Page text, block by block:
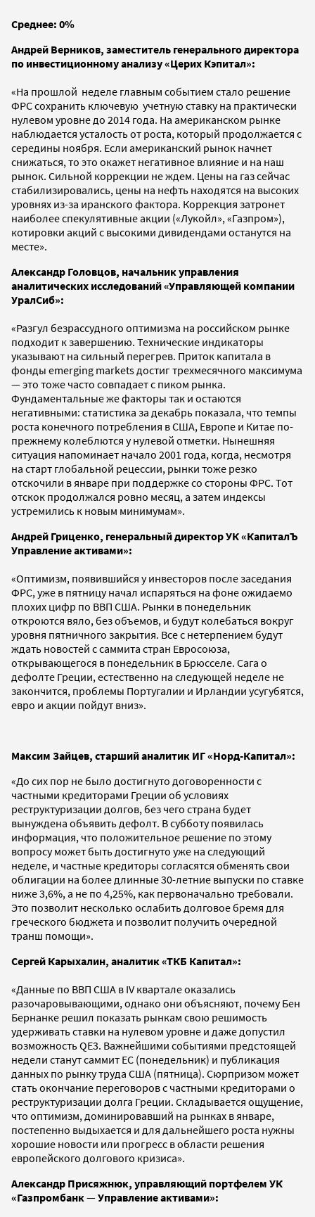
Среднее: 0%
Андрей Верников, заместитель генерального директора
по инвестиционному анализу «Церих Кэпитал»:
«На прошлой неделе главным событием стало решение
ФРС сохранить ключевую учетную ставку на практически
нулевом уровне до 2014 года. На американском рынке
наблюдается усталость от роста, который продолжается с
середины ноября. Если американский рынок начнет
снижаться, то это окажет негативное влияние и на наш
рынок. Сильной коррекции не ждем. Цены на газ сейчас
стабилизировались, цены на нефть находятся на высоких
уровнях из-за иранского фактора. Коррекция затронет
наиболее спекулятивные акции («Лукойл», «Газпром»),
котировки акций с высокими дивидендами останутся на
месте».
Александр Головцов, начальник управления
аналитических исследований «Управляющей компании
УралСиб»:
«Разгул безрассудного оптимизма на российском рынке
подходит к завершению. Технические индикаторы
указывают на сильный перегрев. Приток капитала в
фонды emerging markets достиг трехмесячного максимума
— это тоже часто совпадает с пиком рынка.
Фундаментальные же факторы так и остаются
негативными: статистика за декабрь показала, что темпы
роста конечного потребления в США, Европе и Китае по-
прежнему колеблются у нулевой отметки. Нынешняя
ситуация напоминает начало 2001 года, когда, несмотря
на старт глобальной рецессии, рынки тоже резко
отскочили в январе при поддержке со стороны ФРС. Тот
отскок продолжался ровно месяц, а затем индексы
устремились к новым минимумам».
Андрей Гриценко, генеральный директор УК «КапиталЪ
Управление активами»:
«Оптимизм, появившийся у инвесторов после заседания
ФРС, уже в пятницу начал испаряться на фоне ожидаемо
плохих цифр по ВВП США. Рынки в понедельник
откроются вяло, без объемов, и будут колебаться вокруг
уровня пятничного закрытия. Все с нетерпением будут
ждать новостей с саммита стран Евросоюза,
открывающегося в понедельник в Брюсселе. Сага о
дефолте Греции, естественно на следующей неделе не
закончится, проблемы Португалии и Ирландии усугубятся,
евро и акции пойдут вниз».
Максим Зайцев, старший аналитик ИГ «Норд-Капитал»:
«До сих пор не было достигнуто договоренности с
частными кредиторами Греции об условиях
реструктуризации долгов, без чего страна будет
вынуждена объявить дефолт. В субботу появилась
информация, что положительное решение по этому
вопросу может быть достигнуто уже на следующий
неделе, и частные кредиторы согласятся обменять свои
облигации на более длинные 30-летние выпуски по ставке
ниже 3,6%, а не по 4,25%, как первоначально требовали.
Это позволит несколько ослабить долговое бремя для
греческого бюджета и позволит получить очередной
транш помощи».
Сергей Карыхалин, аналитик «ТКБ Капитал»:
«Данные по ВВП США в IV квартале оказались
разочаровывающими, однако они объясняют, почему Бен
Бернанке решил показать рынкам свою решимость
удерживать ставки на нулевом уровне и даже допустил
возможность QE3. Важнейшими событиями предстоящей
недели станут саммит ЕС (понедельник) и публикация
данных по рынку труда США (пятница). Cюрпризом может
стать окончание переговоров c частными кредиторами о
реструктуризации долга Греции. Складывается ощущение,
что оптимизм, доминировавший на рынках в январе,
постепенно выдыхается и для дальнейшего роста нужны
хорошие новости или прогресс в области решения
европейского долгового кризиса».
Александр Присяжнюк, управляющий портфелем УК
«Газпромбанк —Управление активами»: